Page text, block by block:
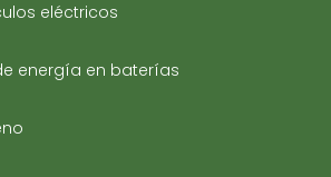
eléctricos
energía en baterías